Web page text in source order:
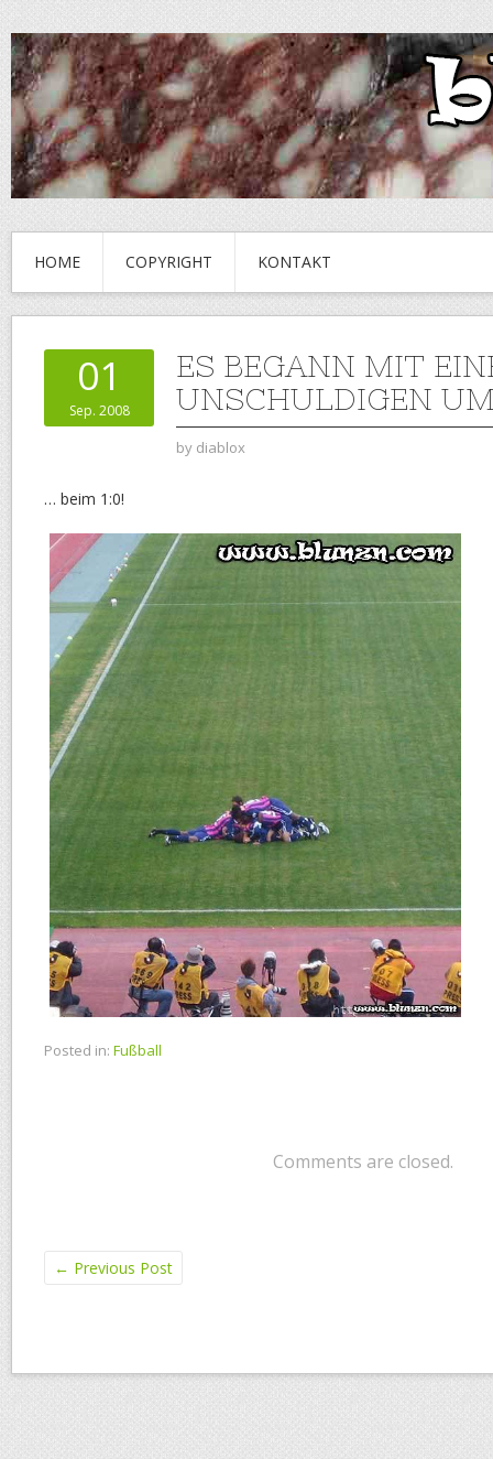
HOME COPYRIGHT KONTAKT
01
Sep. 2008
ES BEGANN MIT
UNSCHULDIGEN
by diablox
… beim 1:0!
Posted in: Fußball
Comments are closed.
← Previous Post